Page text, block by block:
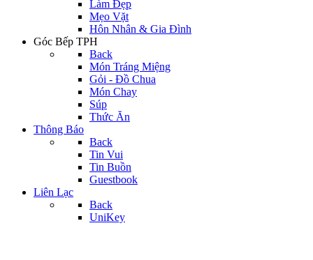
Làm Đẹp
Mẹo Vặt
Hôn Nhân & Gia Đình
Góc Bếp TPH
Back
Món Tráng Miệng
Gỏi - Đồ Chua
Món Chay
Súp
Thức Ăn
Thông Báo
Back
Tin Vui
Tin Buồn
Guestbook
Liên Lạc
Back
UniKey